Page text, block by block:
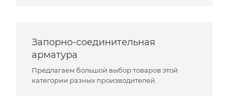
Запорно-соединительная
арматура
Предлагаем большой выбор товаров этой
категории разных производителей.